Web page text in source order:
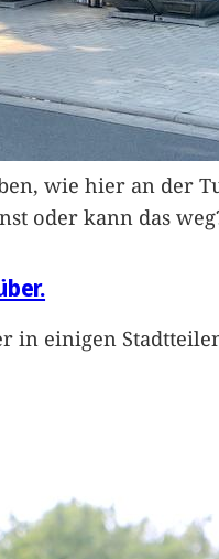
wie hier an der
oder kann das
in einigen